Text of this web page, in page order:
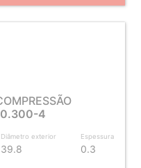
4
Diâmetro exterior
39.8
Espessura
0.3